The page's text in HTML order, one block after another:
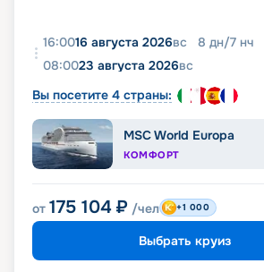
16:0016 августа 2026вс 8 дн/7 нч
08:0023 августа 2026вс
Вы посетите 4 страны:
MSC World Europa
КОМФОРТ
от 175 104 ₽ /чел +1 000
Выбрать круиз